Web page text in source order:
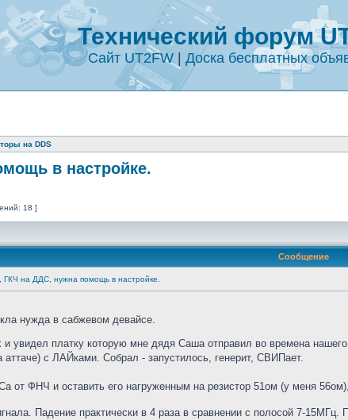
Технический форум
Сайт UT2FW| Доска бесплатных
на DDS
в настройке.
18 ]
Сообщение
ГКЧ на ДДС, нужна помощь в настройке.
нужда в сабжевом девайсе.
увидел платку которую мне дядя Саша отправил во времена
с ЛАЙками. Собрал - запустилось, генерит, СВИПает.
от ФНЧ и оставить его нагруженным на резистор 51ом (у меня
Падение практически в 4 раза в сравнении с полосой 7-15МГц.